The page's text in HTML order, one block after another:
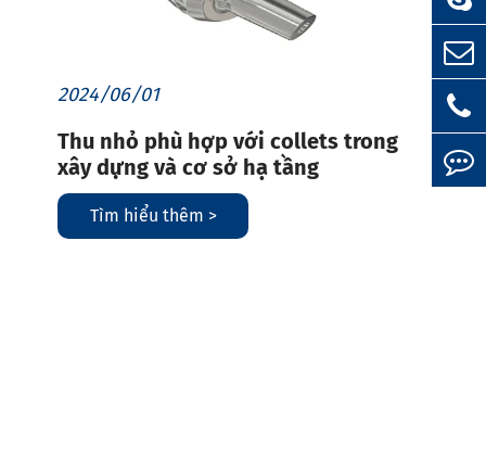
2024/06/01
Thu nhỏ phù hợp với collets trong
xây dựng và cơ sở hạ tầng
Tìm hiểu thêm >